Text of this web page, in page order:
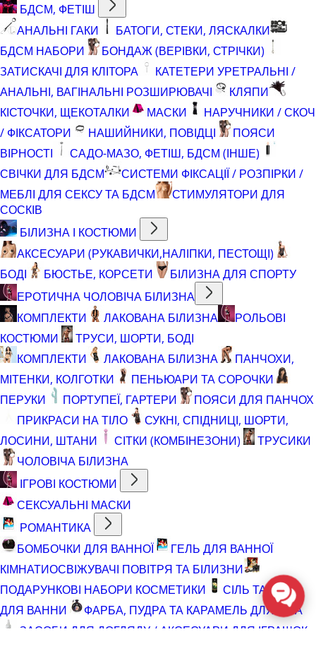
БДСМ, ФЕТІШ
АНАЛЬНІ ГАКИ
БАТОГИ, СТЕКИ, ЛЯСКАЛКИ
БДСМ НАБОРИ
БОНДАЖ (ВЕРІВКИ, СТРІЧКИ)
ЗАТИСКАЧІ ДЛЯ КЛІТОРА
КАТЕТЕРИ УРЕТРАЛЬНІ /
АНАЛЬНІ, ВАГІНАЛЬНІ РОЗШИРЮВАЧІ
КЛЯПИ
КІСТОЧКИ, ЩЕКОТАЛКИ
МАСКИ
НАРУЧНИКИ / СКОЧ
/ ФІКСАТОРИ
НАШИЙНИКИ, ПОВІДЦІ
ПОЯСИ
ВІРНОСТІ
САДО-МАЗО, ФЕТІШ, БДСМ (ІНШЕ)
СВІЧКИ ДЛЯ БДСМ
СИСТЕМИ ФІКСАЦІЇ / РОЗПІРКИ /
МЕБЛІ ДЛЯ СЕКСУ ТА БДСМ
СТИМУЛЯТОРИ ДЛЯ
СОСКІВ
БІЛИЗНА І КОСТЮМИ
АКСЕСУАРИ (РУКАВИЧКИ,НАЛІПКИ, ПЕСТОЩІ)
БОДІ
БЮСТЬЕ, КОРСЕТИ
БІЛИЗНА ДЛЯ СПОРТУ
ЕРОТИЧНА ЧОЛОВІЧА БІЛИЗНА
КОМПЛЕКТИ
ЛАКОВАНА БІЛИЗНА
РОЛЬОВІ
КОСТЮМИ
ТРУСИ, ШОРТИ, БОДІ
КОМПЛЕКТИ
ЛАКОВАНА БІЛИЗНА
ПАНЧОХИ,
МІТЕНКИ, КОЛГОТКИ
ПЕНЬЮАРИ ТА СОРОЧКИ
ПЕРУКИ
ПОРТУПЕЇ, ГАРТЕРИ
ПОЯСИ ДЛЯ ПАНЧОХ
ПРИКРАСИ НА ТІЛО
СУКНІ, СПІДНИЦІ, ШОРТИ,
ЛОСИНИ, ШТАНИ
СІТКИ (КОМБІНЕЗОНИ)
ТРУСИКИ
ЧОЛОВІЧА БІЛИЗНА
ІГРОВІ КОСТЮМИ
СЕКСУАЛЬНІ МАСКИ
РОМАНТИКА
БОМБОЧКИ ДЛЯ ВАННОЇ
ГЕЛЬ ДЛЯ ВАННОЇ
КІМНАТИОСВІЖУВАЧІ ПОВІТРЯ ТА БІЛИЗНИ
ПОДАРУНКОВІ НАБОРИ КОСМЕТИКИ
СІЛЬ ТА ПІНА
ДЛЯ ВАННИ
ФАРБА, ПУДРА ТА КАРАМЕЛЬ ДЛЯ ТІЛА
ЗАСОБИ ДЛЯ ДОГЛЯДУ / АКСЕСУАРИ ДЛЯ ІГРАШОК